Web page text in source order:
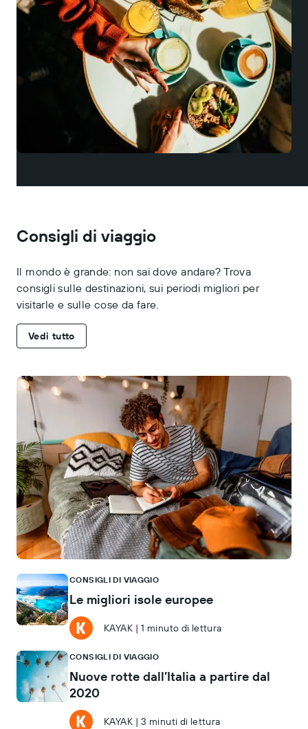
Consigli di viaggio
Il mondo è grande: non sai dove andare? Trova
consigli sulle destinazioni, sui periodi migliori per
visitarle e sulle cose da fare.
Vedi tutto
CONSIGLI DI VIAGGIO
Le migliori isole europee
KAYAK | 1 minuto di lettura
CONSIGLI DI VIAGGIO
Nuove rotte dall’Italia a partire dal
2020
KAYAK | 3 minuti di lettura